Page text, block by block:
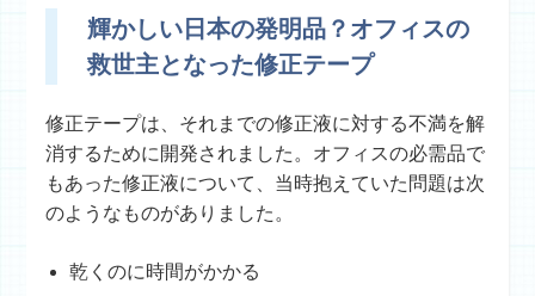
輝かしい日本の発明品？オフィスの
救世主となった修正テープ
修正テープは、それまでの修正液に対する不満を解
消するために開発されました。オフィスの必需品で
もあった修正液について、当時抱えていた問題は次
のようなものがありました。
乾くのに時間がかかる